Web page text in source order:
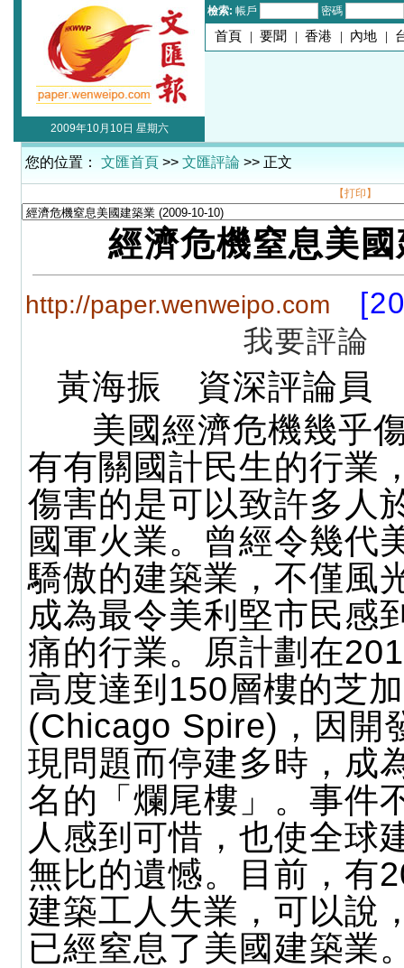
檢索: 帳戶 密碼
首頁 | 要聞 | 香港 | 內地 |
2009年10月10日 星期六
您的位置： 文匯首頁 >> 文匯評論 >> 正文
【打印】
經濟危機窒息美
http://paper.wenweipo.com
我要評論
黃海振 資深評論員
美國經濟危機幾乎
有有關國計民生的行業
傷害的是可以致許多人
國軍火業。曾經令幾代
驕傲的建築業，不僅風
成為最令美利堅市民感
痛的行業。原計劃在
高度達到150層樓的芝
(Chicago Spire)，因開
現問題而停建多時，成
名的「爛尾樓」。事件
人感到可惜，也使全球
無比的遺憾。目前，有
建築工人失業，可以說
已經窒息了美國建築業